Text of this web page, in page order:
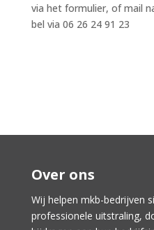
via het formulier, of mail
bel via 06 26 24 91 23
Over ons
Wij helpen mkb-bedrijven
professionele uitstraling,